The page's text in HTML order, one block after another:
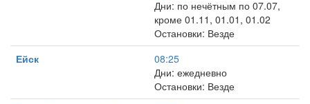
Дни: по нечётным по 07.07,
кроме 01.11, 01.01, 01.02
Остановки: Везде
Ейск
08:25
Дни: ежедневно
Остановки: Везде